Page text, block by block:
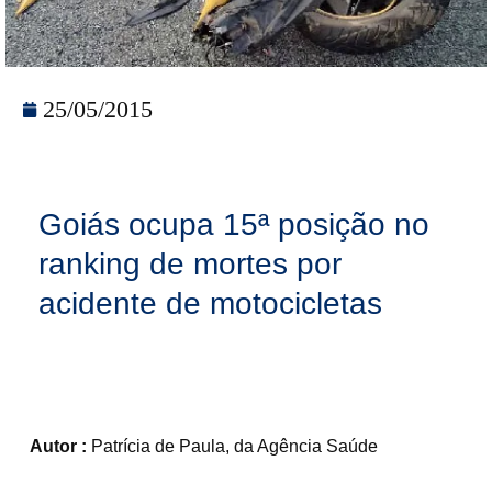
25/05/2015
Goiás ocupa 15ª posição no
ranking de mortes por
acidente de motocicletas
Autor : Patrícia de Paula, da Agência Saúde